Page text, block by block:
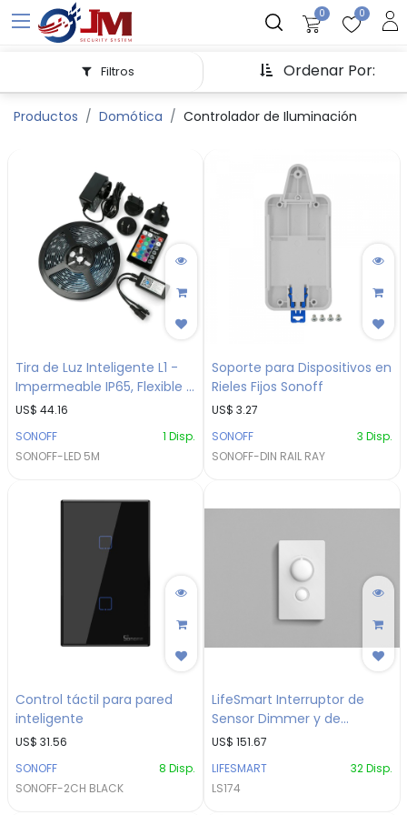
0 0
Ordenar Por:
Filtros
Productos Domótica Controlador de Iluminación
Tira de Luz Inteligente L1 -
Impermeable IP65, Flexible y
Cortable para Personalizar
Hogar con Estilo
US$ 44.16
SONOFF
1 Disp.
SONOFF-LED 5M
Soporte para Dispositivos en
Rieles Fijos Sonoff
US$ 3.27
SONOFF
3 Disp.
SONOFF-DIN RAIL RAY
Control táctil para pared
inteligente
US$ 31.56
SONOFF
8 Disp.
SONOFF-2CH BLACK
LifeSmart Interruptor de
Sensor Dimmer y de
Movimiento Incorporado y
US$ 151.67
LIFESMART
32Disp.
LS174